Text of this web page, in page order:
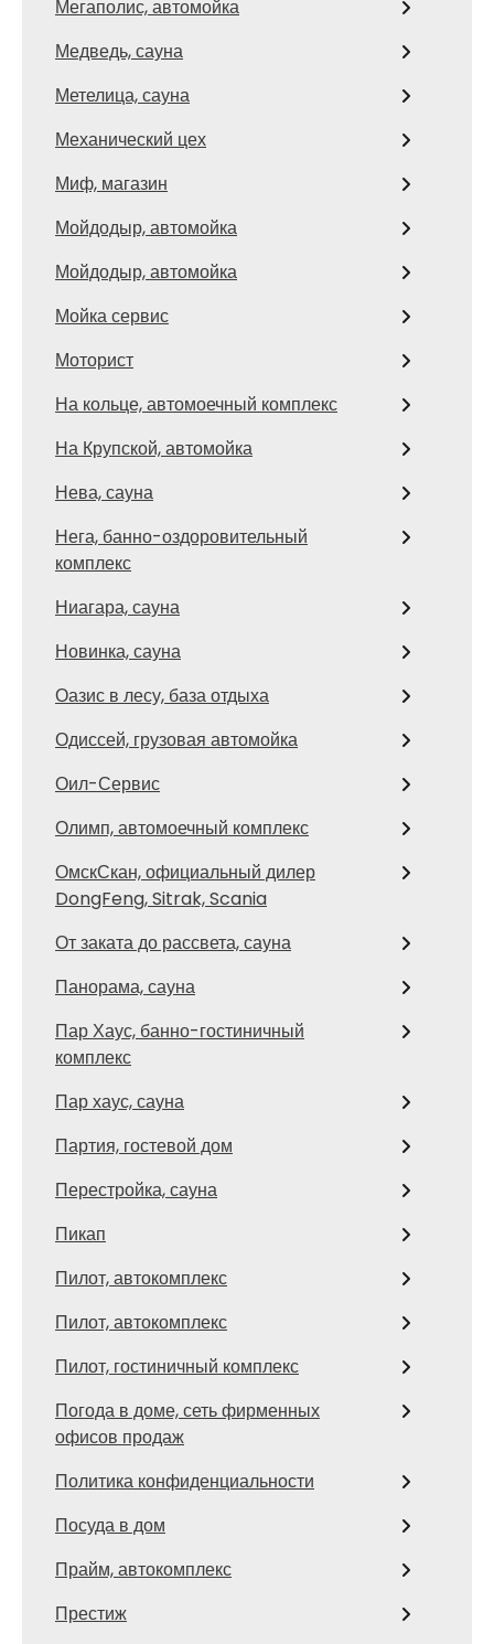
Мегаполис, автомойка
Медведь, сауна
Метелица, сауна
Механический цех
Миф, магазин
Мойдодыр, автомойка
Мойдодыр, автомойка
Мойка сервис
Моторист
На кольце, автомоечный комплекс
На Крупской, автомойка
Нева, сауна
Нега, банно-оздоровительный
комплекс
Ниагара, сауна
Новинка, сауна
Оазис в лесу, база отдыха
Одиссей, грузовая автомойка
Оил-Сервис
Олимп, автомоечный комплекс
ОмскСкан, официальный дилер
DongFeng, Sitrak, Scania
От заката до рассвета, сауна
Панорама, сауна
Пар Хаус, банно-гостиничный
комплекс
Пар хаус, сауна
Партия, гостевой дом
Перестройка, сауна
Пикап
Пилот, автокомплекс
Пилот, автокомплекс
Пилот, гостиничный комплекс
Погода в доме, сеть фирменных
офисов продаж
Политика конфиденциальности
Посуда в дом
Прайм, автокомплекс
Престиж